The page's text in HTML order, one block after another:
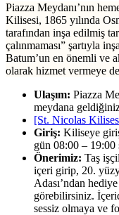
Piazza Meydanı’nın
Kilisesi, 1865 yılında
tarafından inşa edilmiş
çalınmaması” şartıyla
Batum’un en önemli ve
olarak hizmet vermeye
Ulaşım: Piazza
meydana
[St. Nicolas
Giriş: Kiliseye
gün 08:00 – 19:00
Önerimiz: Taş
içeri girip, 20.
Adası’ndan
görebilirsiniz.
sessiz olmaya ve